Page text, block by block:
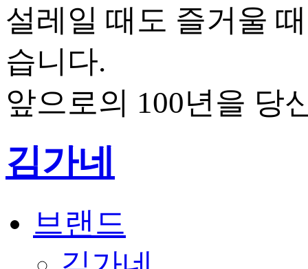
설레일 때도 즐거울
습니다.
앞으로의 100년을 당
김가네
브랜드